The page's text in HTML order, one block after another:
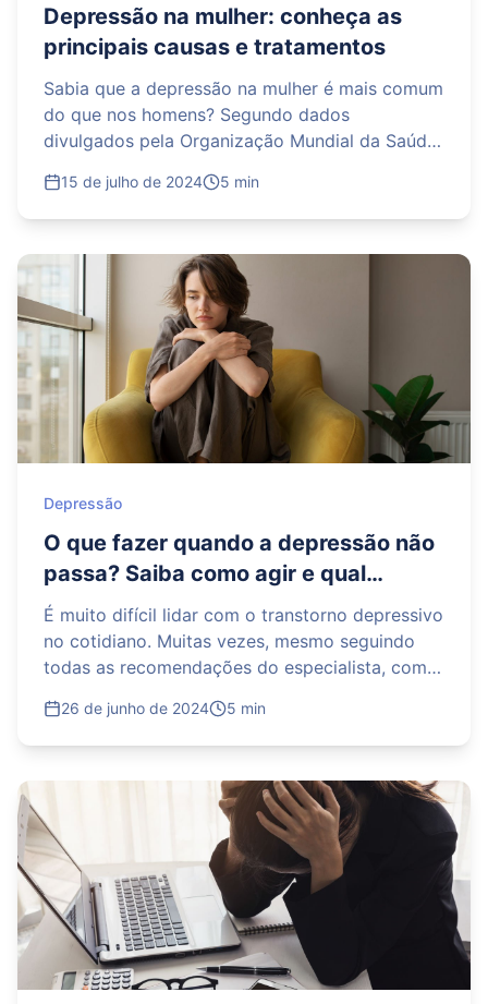
Depressão na mulher: conheça as
principais causas e tratamentos
Sabia que a depressão na mulher é mais comum
do que nos homens? Segundo dados
divulgados pela Organização Mundial da Saúde
sexo feminin
15 de julho de 2024 5 min
Depressão
O que fazer quando a depressão não
passa? Saiba como agir e qual
especialista procurar
É muito difícil lidar com o transtorno depressivo
no cotidiano. Muitas vezes, mesmo seguindo
todas as recomendações do especialista, como
paciente pode
26 de junho de 2024 5 min